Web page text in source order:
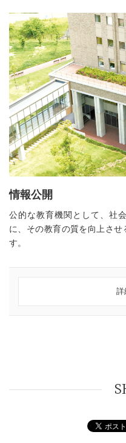
情報公開
公的な教育機関として、社
に、その教育の質を向上さ
す。
詳